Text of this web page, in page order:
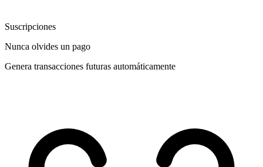
Suscripciones
Nunca olvides un pago
Genera transacciones futuras automáticamente